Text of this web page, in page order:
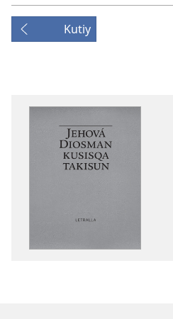
Kutiy